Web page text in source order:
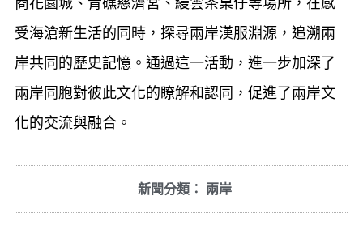
受海滄新生活的同時，探尋兩岸漢服淵源，追溯兩
岸共同的歷史記憶。通過這一活動，進一步加深了
兩岸同胞對彼此文化的瞭解和認同，促進了兩岸文
化的交流與融合。
新聞分類： 兩岸